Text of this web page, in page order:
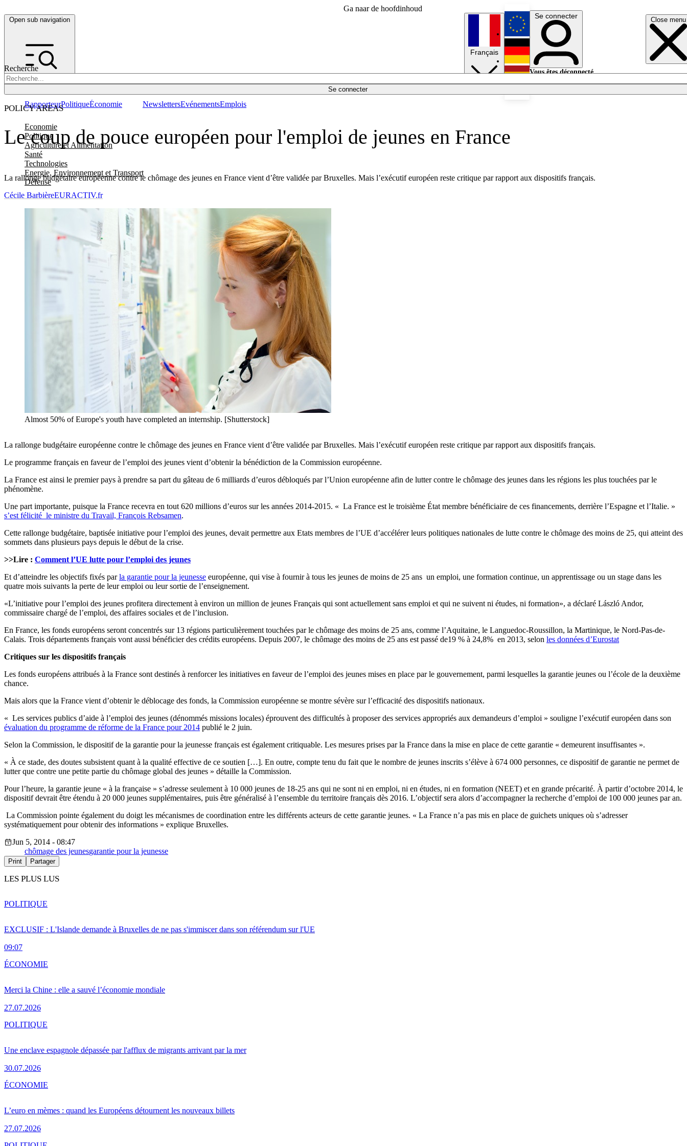
Ga naar de hoofdinhoud
Open sub navigation Close menu
Recherche
Se connecter
POLICY AREAS
Economie
Politique
Agriculture et Alimentation
Santé
Technologies
Energie, Environnement et Transport
Défense
RapporteurPolitiqueÉconomie NewslettersEvénementsEmplois
Français
English
Deutsch
Se connecter
Vous êtes déconnecté.
Le coup de pouce européen pour l'emploi de jeunes en France
La rallonge budgétaire européenne contre le chômage des jeunes en France vient d’être validée par Bruxelles. Mais l’exécutif européen reste critique par rapport aux dispositifs français.
Cécile BarbièreEURACTIV.fr
Almost 50% of Europe's youth have completed an internship. [Shutterstock]
La rallonge budgétaire européenne contre le chômage des jeunes en France vient d’être validée par Bruxelles. Mais l’exécutif européen reste critique par rapport aux dispositifs français.
Le programme français en faveur de l’emploi des jeunes vient d’obtenir la bénédiction de la Commission européenne.
La France est ainsi le premier pays à prendre sa part du gâteau de 6 milliards d’euros débloqués par l’Union européenne afin de lutter contre le chômage des jeunes dans les régions les plus touchées par le
phénomène.
Une part importante, puisque la France recevra en tout 620 millions d’euros sur les années 2014-2015. « La France est le troisième État membre bénéficiaire de ces financements, derrière l’Espagne et l’Italie. »
s’est félicité le ministre du Travail, François Rebsamen.
Cette rallonge budgétaire, baptisée initiative pour l’emploi des jeunes, devait permettre aux Etats membres de l’UE d’accélérer leurs politiques nationales de lutte contre le chômage des moins de 25, qui atteint des
sommets dans plusieurs pays depuis le début de la crise.
>>Lire : Comment l’UE lutte pour l’emploi des jeunes
Et d’atteindre les objectifs fixés parla garantie pour la jeunesse européenne, qui vise à fournir à tous les jeunes de moins de 25 ans un emploi, une formation continue, un apprentissage ou un stage dans les
quatre mois suivants la perte de leur emploi ou leur sortie de l’enseignement.
«L’initiative pour l’emploi des jeunes profitera directement à environ un million de jeunes Français qui sont actuellement sans emploi et qui ne suivent ni études, ni formation», a déclaré László Andor,
commissaire chargé de l’emploi, des affaires sociales et de l’inclusion.
En France, les fonds européens seront concentrés sur 13 régions particulièrement touchées par le chômage des moins de 25 ans, comme l’Aquitaine, le Languedoc-Roussillon, la Martinique, le Nord-Pas-de-
Calais. Trois départements français vont aussi bénéficier des crédits européens. Depuis 2007, le chômage des moins de 25 ans est passé de19 % à 24,8% en 2013, selon les données d’Eurostat
Critiques sur les dispositifs français
Les fonds européens attribués à la France sont destinés à renforcer les initiatives en faveur de l’emploi des jeunes mises en place par le gouvernement, parmi lesquelles la garantie jeunes ou l’école de la deuxième
chance.
Mais alors que la France vient d’obtenir le déblocage des fonds, la Commission européenne se montre sévère sur l’efficacité des dispositifs nationaux.
« Les services publics d’aide à l’emploi des jeunes (dénommés missions locales) éprouvent des difficultés à proposer des services appropriés aux demandeurs d’emploi » souligne l’exécutif européen dans son
évaluation du programme de réforme de la France pour 2014 publié le 2 juin.
Selon la Commission, le dispositif de la garantie pour la jeunesse français est également critiquable. Les mesures prises par la France dans la mise en place de cette garantie « demeurent insuffisantes ».
« À ce stade, des doutes subsistent quant à la qualité effective de ce soutien […]. En outre, compte tenu du fait que le nombre de jeunes inscrits s’élève à 674 000 personnes, ce dispositif de garantie ne permet de
lutter que contre une petite partie du chômage global des jeunes » détaille la Commission.
Pour l’heure, la garantie jeune « à la française » s’adresse seulement à 10 000 jeunes de 18-25 ans qui ne sont ni en emploi, ni en études, ni en formation (NEET) et en grande précarité. À partir d’octobre 2014, le
dispositif devrait être étendu à 20 000 jeunes supplémentaires, puis être généralisé à l’ensemble du territoire français dès 2016. L’objectif sera alors d’accompagner la recherche d’emploi de 100 000 jeunes par an.
La Commission pointe également du doigt les mécanismes de coordination entre les différents acteurs de cette garantie jeunes. « La France n’a pas mis en place de guichets uniques où s’adresser
systématiquement pour obtenir des informations » explique Bruxelles.
Jun 5, 2014 - 08:47
chômage des jeunesgarantie pour la jeunesse
Print Partager
LES PLUS LUS
EXCLUSIF : L'Islande demande à Bruxelles de ne pas s'immiscer dans son référendum sur l'UE
09:07
POLITIQUE
Merci la Chine : elle a sauvé l’économie mondiale
27.07.2026
ÉCONOMIE
Une enclave espagnole dépassée par l'afflux de migrants arrivant par la mer
30.07.2026
POLITIQUE
L’euro en mèmes : quand les Européens détournent les nouveaux billets
27.07.2026
ÉCONOMIE